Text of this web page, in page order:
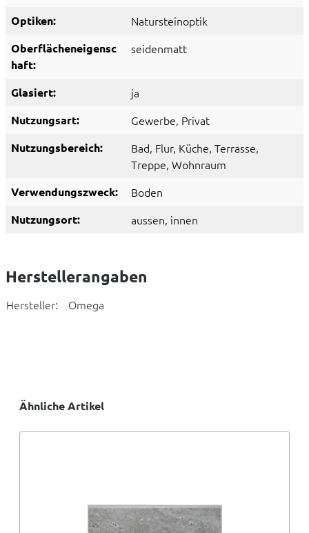
Optiken: Natursteinoptik
Oberflächeneigensc
haft:
seidenmatt
Glasiert: ja
Nutzungsart: Gewerbe, Privat
Nutzungsbereich: Bad, Flur, Küche, Terrasse,
Treppe, Wohnraum
Verwendungszweck: Boden
Nutzungsort: aussen, innen
Herstellerangaben
Hersteller: Omega
Ähnliche Artikel